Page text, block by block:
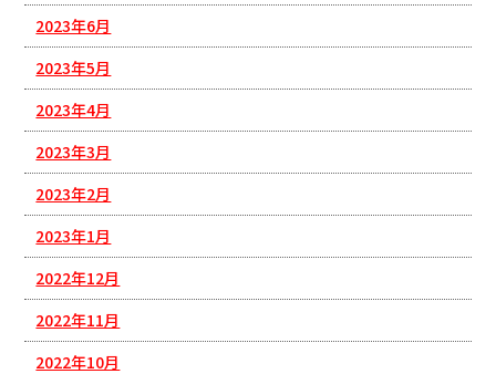
2023年6月
2023年5月
2023年4月
2023年3月
2023年2月
2023年1月
2022年12月
2022年11月
2022年10月